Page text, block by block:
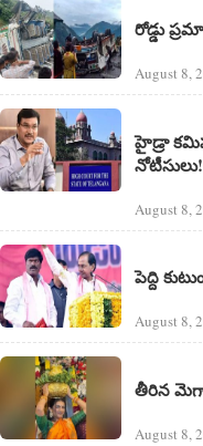
రోడ్డు
August 8,
హైడ్రా
నోటీసులు!
August 8,
పెద్ది
August 8,
తీరిన
August 8,